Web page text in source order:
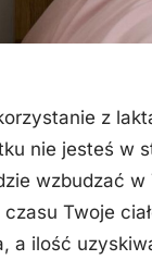
z
nie jesteś w
wzbudzać
Twoje
a ilość